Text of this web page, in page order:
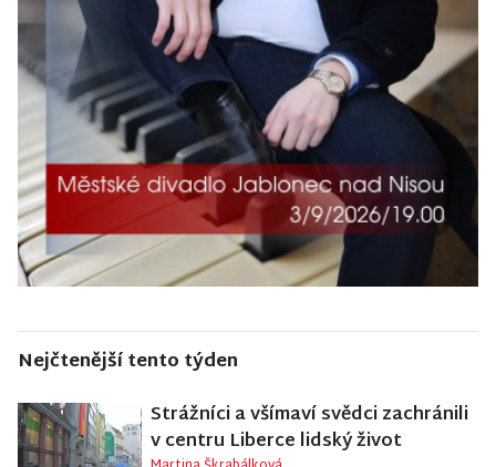
Nejčtenější tento týden
Strážníci a všímaví svědci zachránili
v centru Liberce lidský život